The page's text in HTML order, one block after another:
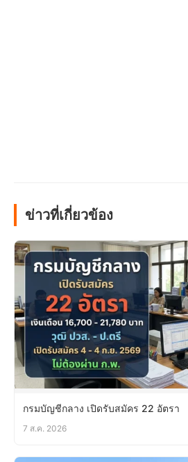
ข่าวที่เกี่ยวข้อง
กรมบัญชีกลาง เปิดรับสมัคร 22 อัตรา
7 ส.ค. 2026